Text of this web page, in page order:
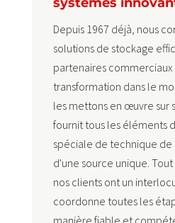
Depuis 1967 déjà, nous
solutions de stockage
partenaires
transformation dans le
les mettons en œuvre sur
fournit tous les éléments
spéciale de technique de
d'une source unique.
nos clients ont un
coordonne toutes les